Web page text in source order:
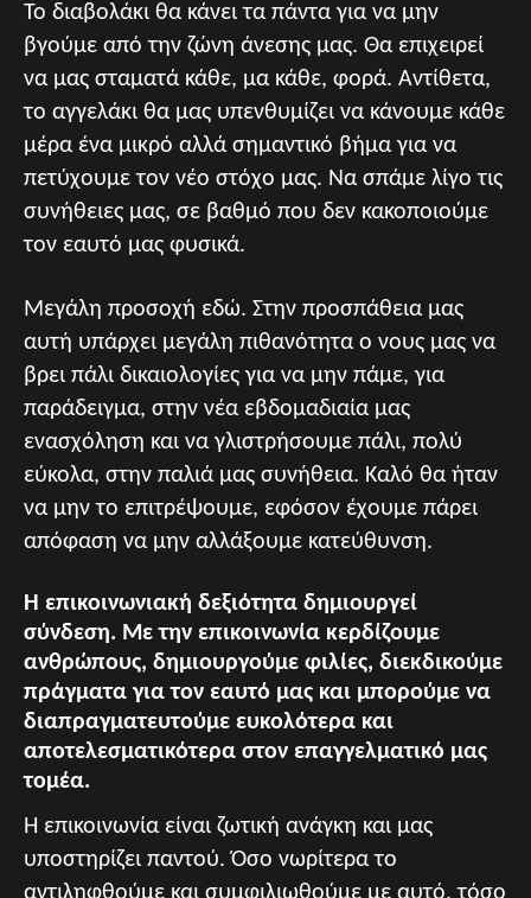
Το διαβολάκι θα κάνει τα πάντα για να μην
βγούμε από την ζώνη άνεσης μας. Θα επιχειρεί
να μας σταματά κάθε, μα κάθε, φορά. Αντίθετα,
το αγγελάκι θα μας υπενθυμίζει να κάνουμε κάθε
μέρα ένα μικρό αλλά σημαντικό βήμα για να
πετύχουμε τον νέο στόχο μας. Να σπάμε λίγο τις
συνήθειες μας, σε βαθμό που δεν κακοποιούμε
τον εαυτό μας φυσικά.
Μεγάλη προσοχή εδώ. Στην προσπάθεια μας
αυτή υπάρχει μεγάλη πιθανότητα ο νους μας να
βρει πάλι δικαιολογίες για να μην πάμε, για
παράδειγμα, στην νέα εβδομαδιαία μας
ενασχόληση και να γλιστρήσουμε πάλι, πολύ
εύκολα, στην παλιά μας συνήθεια. Καλό θα ήταν
να μην το επιτρέψουμε, εφόσον έχουμε πάρει
απόφαση να μην αλλάξουμε κατεύθυνση.
Η επικοινωνιακή δεξιότητα δημιουργεί
σύνδεση. Με την επικοινωνία κερδίζουμε
ανθρώπους, δημιουργούμε φιλίες, διεκδικούμε
πράγματα για τον εαυτό μας και μπορούμε να
διαπραγματευτούμε ευκολότερα και
αποτελεσματικότερα στον επαγγελματικό μας
τομέα.
Η επικοινωνία είναι ζωτική ανάγκη και μας
υποστηρίζει παντού. Όσο νωρίτερα το
αντιληφθούμε και συμφιλιωθούμε με αυτό, τόσο